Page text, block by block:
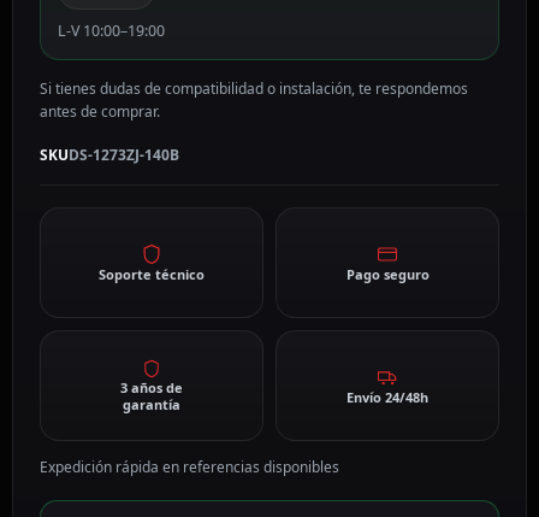
L-V 10:00–19:00
Si tienes dudas de compatibilidad o instalación, te respondemos
antes de comprar.
SKUDS-1273ZJ-140B
Soporte técnico Pago seguro
3 años de
garantía
Envío 24/48h
Expedición rápida en referencias disponibles